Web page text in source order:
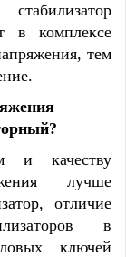
в комплексе
тем
?
и качеству
лучше
отличие
в
ключей